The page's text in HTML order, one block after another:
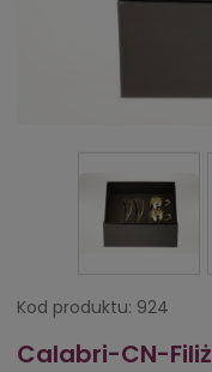
Kod produktu: 924
Calabri-CN-